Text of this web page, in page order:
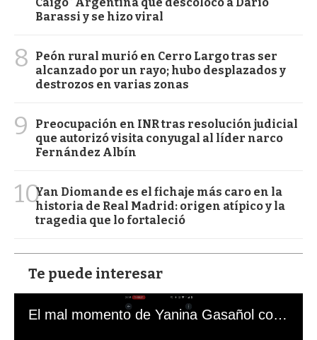
Barassi y se hizo viral
8
Peón rural murió en Cerro Largo tras ser
alcanzado por un rayo; hubo desplazados y
destrozos en varias zonas
9
Preocupación en INR tras resolución judicial
que autorizó visita conyugal al líder narco
Fernández Albín
10Yan Diomande es el fichaje más caro en la
historia de Real Madrid: origen atípico y la
tragedia que lo fortaleció
Te puede interesar
El mal momento de Yanina Gasañol con un hincha argentino en "Subrayado"